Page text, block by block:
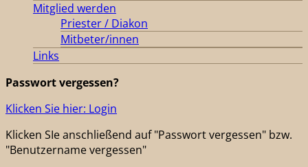
Mitglied werden
Priester / Diakon
Mitbeter/innen
Links
Passwort vergessen?
Klicken Sie hier: Login
Klicken SIe anschließend auf "Passwort vergessen" bzw.
"Benutzername vergessen"